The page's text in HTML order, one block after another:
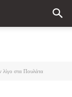
λίγο στα Πουλάτα